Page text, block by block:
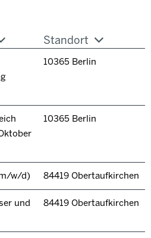
Standort
10365 Berlin
10365 Berlin
w/d) 84419 Obertaufkirchen
und
84419 Obertaufkirchen